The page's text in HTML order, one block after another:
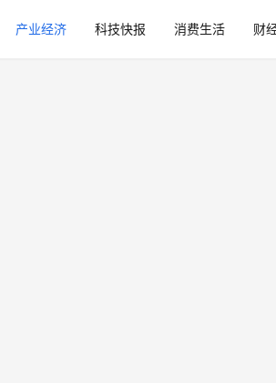
产业经济 科技快报 消费生活 财